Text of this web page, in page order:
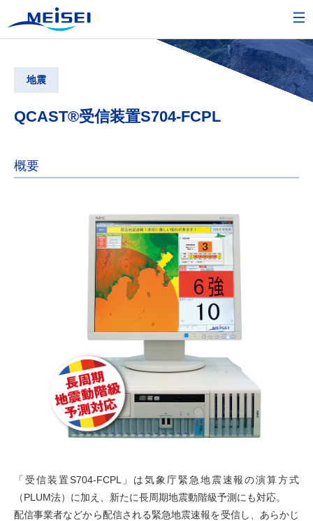
地震
QCAST®受信装置S704-FCPL
概要
「受信装置S704-FCPL」は気象庁緊急地震速報の演算方式
（PLUM法）に加え、新たに長周期地震動階級予測にも対応。
配信事業者などから配信される緊急地震速報を受信し、あらかじ